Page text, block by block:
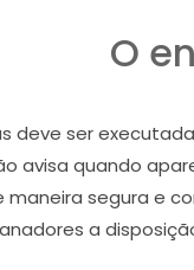
O
deve ser
avisa quando
segura e
a